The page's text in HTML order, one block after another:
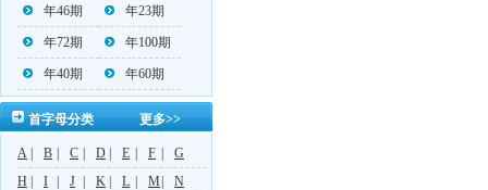
年46期 年23期
年72期 年100期
年40期 年60期
更多>>
首字母分类
A B C D E F
G
H
I J K L M
N